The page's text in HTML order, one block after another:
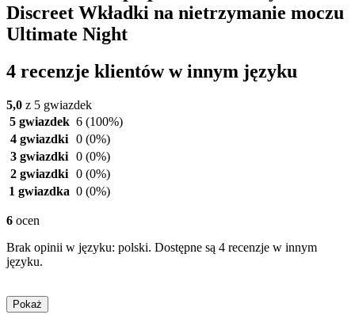
Discreet Wkładki na nietrzymanie moczu
Ultimate Night
4 recenzje klientów w innym języku
5,0 z 5 gwiazdek
5 gwiazdek 6 (100%)
4 gwiazdki 0 (0%)
3 gwiazdki 0 (0%)
2 gwiazdki 0 (0%)
1 gwiazdka 0 (0%)
6 ocen
Brak opinii w języku: polski. Dostępne są 4 recenzje w innym
języku.
Pokaż